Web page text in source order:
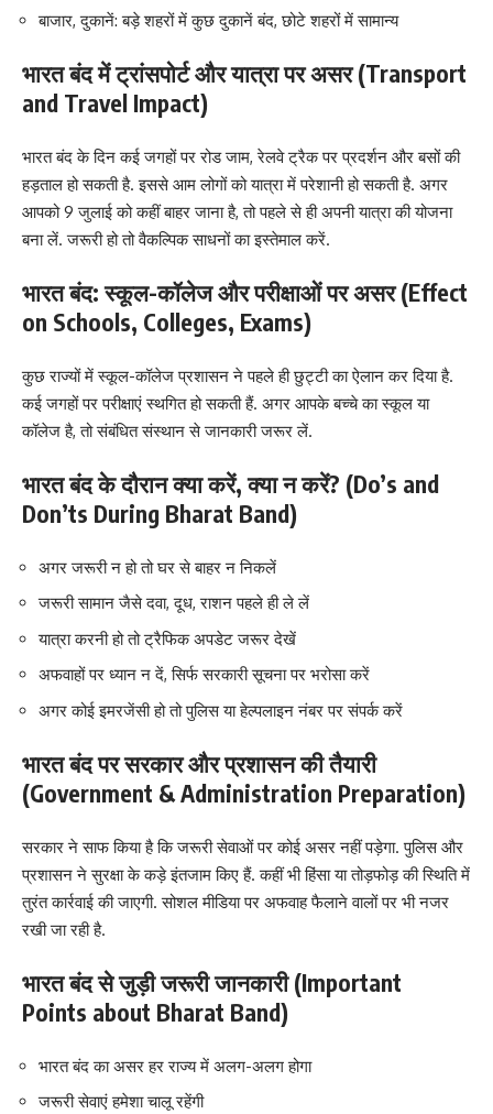
बाजार, दुकानें: बड़े शहरों में कुछ दुकानें बंद, छोटे शहरों में सामान्य
भारत बंद में ट्रांसपोर्ट और यात्रा पर असर (Transport
and Travel Impact)
भारत बंद के दिन कई जगहों पर रोड जाम, रेलवे ट्रैक पर प्रदर्शन और बसों की
हड़ताल हो सकती है. इससे आम लोगों को यात्रा में परेशानी हो सकती है. अगर
आपको 9 जुलाई को कहीं बाहर जाना है, तो पहले से ही अपनी यात्रा की योजना
बना लें. जरूरी हो तो वैकल्पिक साधनों का इस्तेमाल करें.
भारत बंद: स्कूल-कॉलेज और परीक्षाओं पर असर (Effect
on Schools, Colleges, Exams)
कुछ राज्यों में स्कूल-कॉलेज प्रशासन ने पहले ही छुट्टी का ऐलान कर दिया है.
कई जगहों पर परीक्षाएं स्थगित हो सकती हैं. अगर आपके बच्चे का स्कूल या
कॉलेज है, तो संबंधित संस्थान से जानकारी जरूर लें.
भारत बंद के दौरान क्या करें, क्या न करें? (Do’s and
Don’ts During Bharat Band)
अगर जरूरी न हो तो घर से बाहर न निकलें
जरूरी सामान जैसे दवा, दूध, राशन पहले ही ले लें
यात्रा करनी हो तो ट्रैफिक अपडेट जरूर देखें
अफवाहों पर ध्यान न दें, सिर्फ सरकारी सूचना पर भरोसा करें
अगर कोई इमरजेंसी हो तो पुलिस या हेल्पलाइन नंबर पर संपर्क करें
भारत बंद पर सरकार और प्रशासन की तैयारी
(Government & Administration Preparation)
सरकार ने साफ किया है कि जरूरी सेवाओं पर कोई असर नहीं पड़ेगा. पुलिस और
प्रशासन ने सुरक्षा के कड़े इंतजाम किए हैं. कहीं भी हिंसा या तोड़फोड़ की स्थिति में
तुरंत कार्रवाई की जाएगी. सोशल मीडिया पर अफवाह फैलाने वालों पर भी नजर
रखी जा रही है.
भारत बंद से जुड़ी जरूरी जानकारी (Important
Points about Bharat Band)
भारत बंद का असर हर राज्य में अलग-अलग होगा
जरूरी सेवाएं हमेशा चालू रहेंगी